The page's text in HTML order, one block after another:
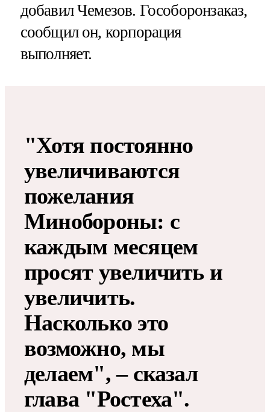
добавил Чемезов. Гособоронзаказ,
сообщил он, корпорация
выполняет.
"Хотя постоянно
увеличиваются
пожелания
Минобороны: с
каждым месяцем
просят увеличить и
увеличить.
Насколько это
возможно, мы
делаем", – сказал
глава "Ростеха".